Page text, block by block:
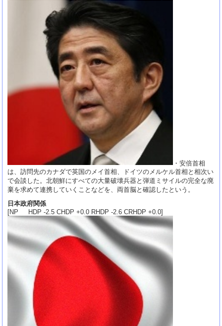
・安倍首相
は、訪問先のカナダで英国のメイ首相、ドイツのメルケル首相と相次い
で会談した。北朝鮮にすべての大量破壊兵器と弾道ミサイルの完全な廃
棄を求めて連携していくことなどを、両首脳と確認したという。
日本政府関係
[NP HDP -2.5 CHDP +0.0 RHDP -2.6 CRHDP +0.0]